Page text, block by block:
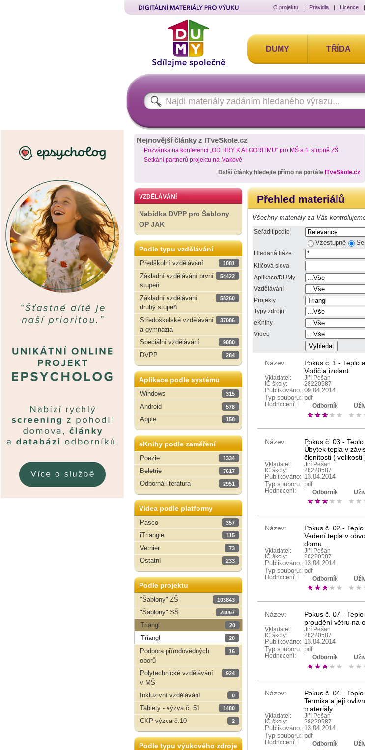
O projektu | Pravidla | Licence |
DUMY TŘÍDA
Nejnovější články z ITveSkole.cz
Pozvánka na konferenci „OD HRY K ALGORITMU“ pro MŠ a 1. stupně ZŠ
Setkání partnerů projektu na Makově
Další články hledejte přímo na portále ITveSkole.cz
VZDĚLÁVÁNÍ
Nabídka DVPP pro Šablony
OP JAK
Podle typu vzdělávání
Předškolní vzdělávání
1081
Základní vzdělávání první
stupeň
54422
Základní vzdělávání
druhý stupeň
58260
Středoškolské vzdělávání
a gymnázia
37086
Speciální vzdělávání 9080
DVPP 284
Aplikace podle systému
Windows
315
Android 578
Apple 158
eKnihy podle zaměření
Poezie
1334
Beletrie 7617
Odborná literatura 2951
Videa podle platformy
Pasco
357
iTriangle 115
Vernier 73
Ostatní 233
Podle projektu
"Šablony" ZŠ
103843
"Šablony" SŠ 28067
Triangl 20
Triangl 20
Podpora přírodovědných
oborů
16
Polytechnické vzdělávání
v MŠ
924
Inkluzivní vzdělávání 0
Tablety - výzva č. 51 1480
CKP výzva č.10 2
Podle typu výukového zdroje
Přehled materiálů
Všechny materiály za Vás
Seřadit podle
Vzestupně
Hledaná fráze
Klíčová slova
Aplikace/DUMy
Vzdělávání
Projekty
Typy zdrojů
eKnihy
Video
Název:
Pokus č. 1 - Teplo
Vodič a izolant
Vkladatel:
Jiří Pešan
IČ školy:
28220587
Publikováno: 09.04.2014
Typ souboru: pdf
Hodnocení: Odborník
Název:
Pokus č. 03 -
Úbytek tepla v
členitosti ( velikosti
Vkladatel:
Jiří Pešan
IČ školy:
28220587
Publikováno: 13.04.2014
Typ souboru: pdf
Hodnocení: Odborník
Název:
Pokus č. 02 -
Vedení tepla v
domu
Vkladatel:
Jiří Pešan
IČ školy:
28220587
Publikováno: 13.04.2014
Typ souboru: pdf
Hodnocení: Odborník
Název:
Pokus č. 07 -
proudění větru na
Vkladatel:
Jiří Pešan
IČ školy:
28220587
Publikováno: 13.04.2014
Typ souboru: pdf
Hodnocení: Odborník
Název:
Pokus č. 04 -
Termika a její
materiály
Vkladatel:
Jiří Pešan
IČ školy:
28220587
Publikováno: 13.04.2014
Typ souboru: pdf
Hodnocení: Odborník